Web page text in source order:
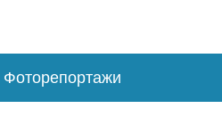
Фоторепортажи